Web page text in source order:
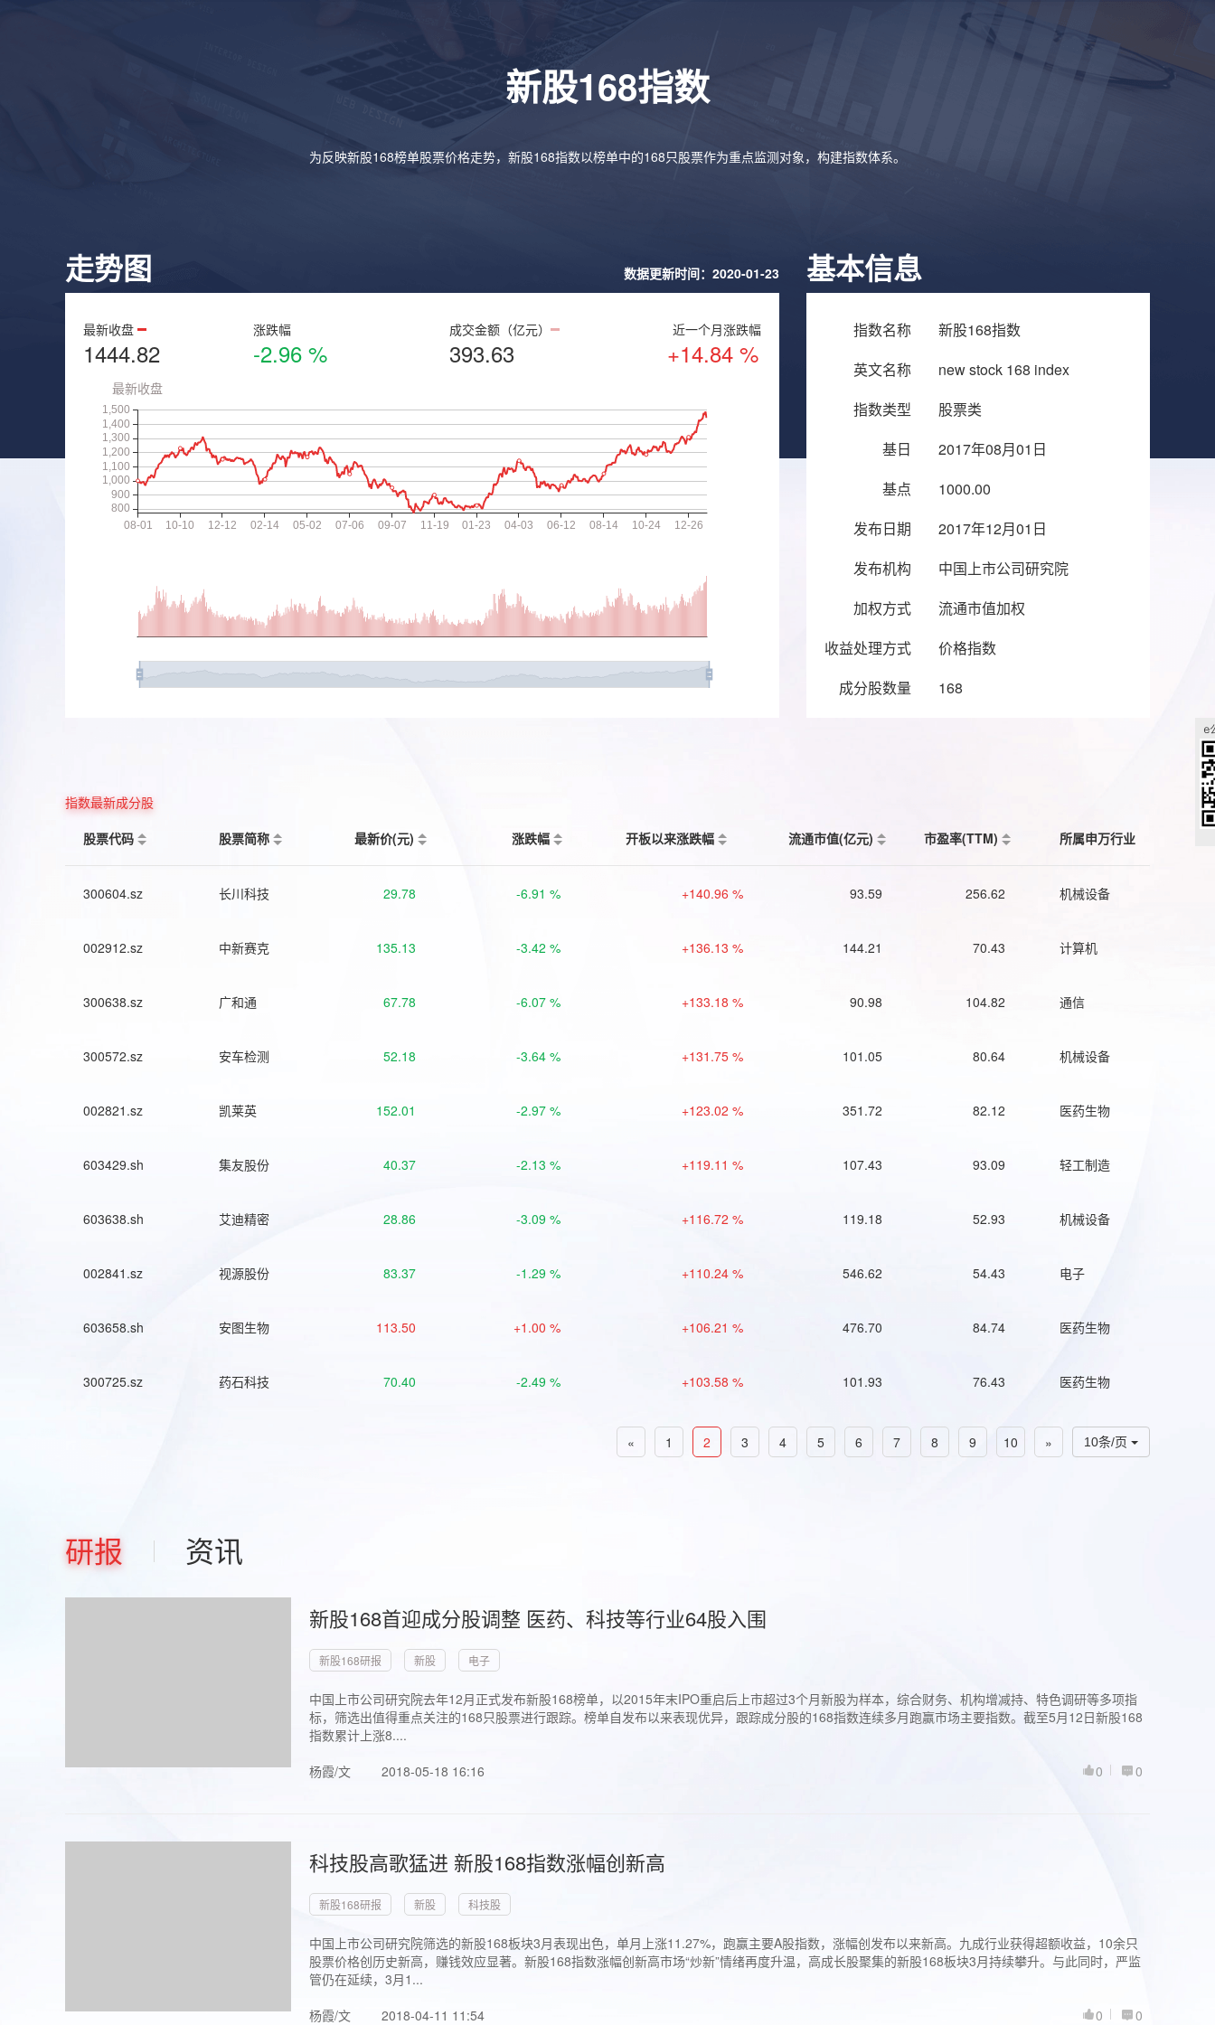
新股168指数
为反映新股168榜单股票价格走势，新股168指数以榜单中的168只股票作为重点监测对象，构建指数体系。
走势图 数据更新时间：2020-01-23
最新收盘
1444.82
涨跌幅
-2.96 %
成交金额（亿元）
393.63
近一个月涨跌幅
+14.84 %
基本信息
指数名称
新股168指数
英文名称
new stock 168 index
指数类型
股票类
基日
2017年08月01日
基点
1000.00
发布日期
2017年12月01日
发布机构
中国上市公司研究院
加权方式
流通市值加权
收益处理方式
价格指数
成分股数量
168
指数最新成分股
股票代码
股票简称 最新价(元) 涨跌幅 开板以来涨跌幅 流通市值(亿元) 市盈率(TTM) 所属申万行业
300604.sz 长川科技 29.78 -6.91 % +140.96 % 93.59 256.62 机械设备
002912.sz 中新赛克 135.13 -3.42 % +136.13 % 144.21 70.43 计算机
300638.sz 广和通 67.78 -6.07 % +133.18 % 90.98 104.82 通信
300572.sz 安车检测 52.18 -3.64 % +131.75 % 101.05 80.64 机械设备
002821.sz 凯莱英 152.01 -2.97 % +123.02 % 351.72 82.12 医药生物
603429.sh 集友股份 40.37 -2.13 % +119.11 % 107.43 93.09 轻工制造
603638.sh 艾迪精密 28.86 -3.09 % +116.72 % 119.18 52.93 机械设备
002841.sz 视源股份 83.37 -1.29 % +110.24 % 546.62 54.43 电子
603658.sh 安图生物 113.50 +1.00 % +106.21 % 476.70 84.74 医药生物
300725.sz 药石科技 70.40 -2.49 % +103.58 % 101.93 76.43 医药生物
10条/页
« 1 2 3 4 5 6 7 8 9 10 »
研报 资讯
新股168首迎成分股调整 医药、科技等行业64股入围
新股168研报 新股 电子
中国上市公司研究院去年12月正式发布新股168榜单，以2015年末IPO重启后上市超过3个月新股为样本，综合财务、机构增减持、特色调研等多项指
标，筛选出值得重点关注的168只股票进行跟踪。榜单自发布以来表现优异，跟踪成分股的168指数连续多月跑赢市场主要指数。截至5月12日新股168
指数累计上涨8....
杨霞/文
2018-05-18 16:16 0
0
科技股高歌猛进 新股168指数涨幅创新高
新股168研报 新股 科技股
中国上市公司研究院筛选的新股168板块3月表现出色，单月上涨11.27%，跑赢主要A股指数，涨幅创发布以来新高。九成行业获得超额收益，10余只
股票价格创历史新高，赚钱效应显著。新股168指数涨幅创新高市场“炒新”情绪再度升温，高成长股聚集的新股168板块3月持续攀升。与此同时，严监
管仍在延续，3月1...
杨霞/文
2018-04-11 11:54 0
0